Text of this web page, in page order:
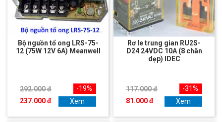
Bộ nguồn tổ ong LRS-75-
12 (75W 12V 6A) Meanwell
292.000 đ
237.000 đ
-19%
Xem
Rơ le trung gian RU2S-
D24 24VDC 10A (8 chân
dẹp) IDEC
117.000 đ
81.000 đ
-31%
Xem